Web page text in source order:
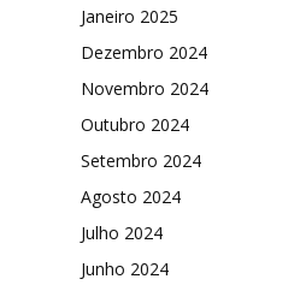
Janeiro 2025
Dezembro 2024
Novembro 2024
Outubro 2024
Setembro 2024
Agosto 2024
Julho 2024
Junho 2024